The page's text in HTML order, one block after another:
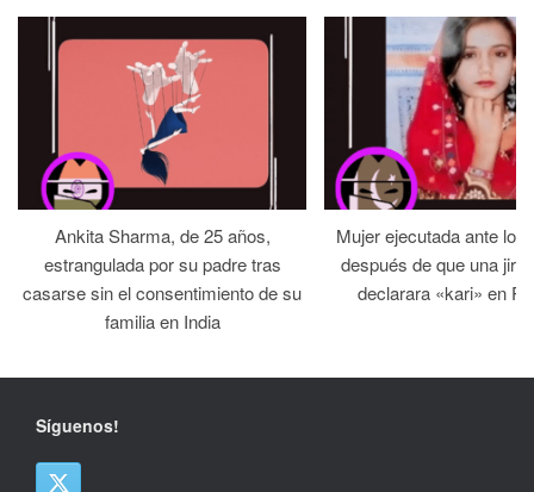
Ankita Sharma, de 25 años,
estrangulada por su padre tras
casarse sin el consentimiento de su
familia en India
Mujer ejecutada ante los
después de que una
declarara «kari» en
Síguenos!